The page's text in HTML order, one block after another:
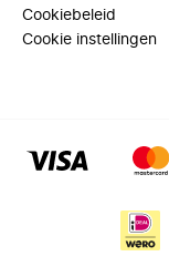
Cookiebeleid
Cookie instellingen